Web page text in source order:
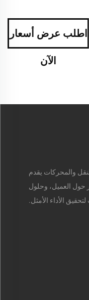
اطلب عرض أسعار
الآن
والمحركات يقدم
حول العميل، وحلول
الأداء الأمثل.